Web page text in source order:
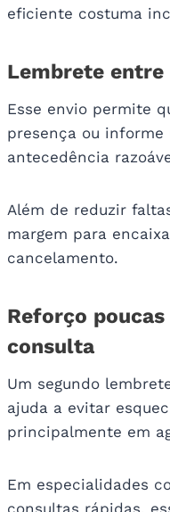
eficiente costuma
Lembrete entre
Esse envio permite
presença ou
antecedência
Além de reduzir
margem para
cancelamento.
Reforço
consulta
Um segundo
ajuda a evitar
principalmente em
Em especialidades